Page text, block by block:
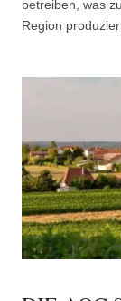
betreiben, was
Region